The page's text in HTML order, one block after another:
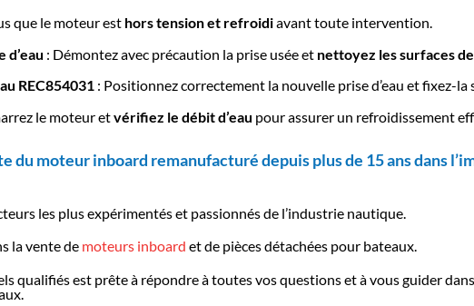
que le moteur est hors tension et refroidiavant toute intervention.
d’eau : Démontez avec précaution la prise usée et nettoyez les surfaces
REC854031: Positionnez correctement la nouvelle prise d’eau et fixez-la
le moteur etvérifiez le débit d’eau pour assurer un refroidissement
du moteur inboard remanufacturé depuis plus de 15 ans dans
les plus expérimentés et passionnés de l’industrie nautique.
la vente de moteurs inboard et de pièces détachées pour bateaux.
qualifiés est prête à répondre à toutes vos questions et à vous guider